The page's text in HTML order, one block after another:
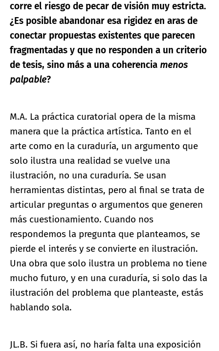
corre el riesgo de pecar de visión muy estricta.
¿Es posible abandonar esa rigidez en aras de
conectar propuestas existentes que parecen
fragmentadas y que no responden a un criterio
de tesis, sino más a una coherencia menos
palpable?
M.A. La práctica curatorial opera de la misma
manera que la práctica artística. Tanto en el
arte como en la curaduría, un argumento que
solo ilustra una realidad se vuelve una
ilustración, no una curaduría. Se usan
herramientas distintas, pero al final se trata de
articular preguntas o argumentos que generen
más cuestionamiento. Cuando nos
respondemos la pregunta que planteamos, se
pierde el interés y se convierte en ilustración.
Una obra que solo ilustra un problema no tiene
mucho futuro, y en una curaduría, si solo das la
ilustración del problema que planteaste, estás
hablando sola.
JL.B. Si fuera así, no haría falta una exposición